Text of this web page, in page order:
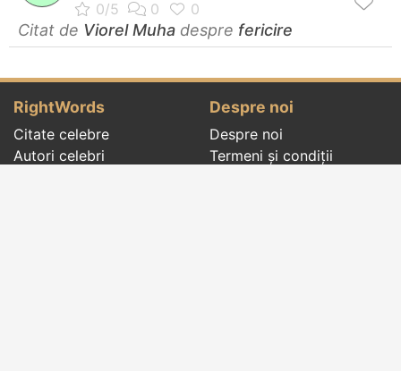
Citat de Viorel Muha despre fericire
RightWords
Citate celebre
Autori celebri
Despre noi
Despre noi
Termeni și condiții